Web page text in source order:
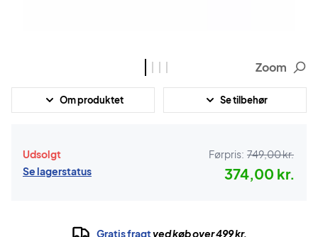
Zoom
Om produktet Se tilbehør
Udsolgt
Se lagerstatus
Førpris: 749,00 kr.
374,00 kr.
Gratis fragtved køb over 499 kr.